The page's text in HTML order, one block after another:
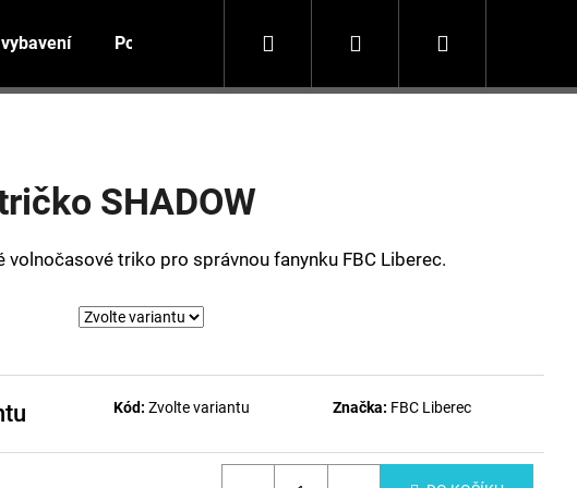
Potisk textilu Hledat PřihlášeníNákupní
SHADOW
volnočasové triko pro správnou fanynku FBC Liberec.
Kód: Zvolte variantu Značka: FBC Liberec